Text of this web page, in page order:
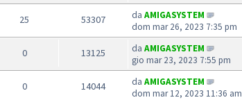
25 53307 da AMIGASYSTEM
dom mar 26, 2023 7:35 pm
0 13125 da AMIGASYSTEM
gio mar 23, 2023 7:55 pm
0 14044 da AMIGASYSTEM
dom mar 12, 2023 11:36 am